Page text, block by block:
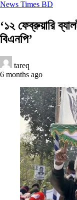
News Times BD
‘১২ ফেব্রুয়ারি
বিএনপি’
tareq
6 months ago